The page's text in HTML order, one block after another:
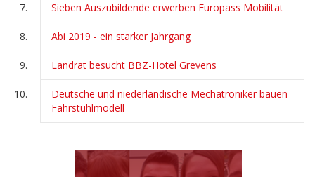
Sieben Auszubildende erwerben Europass Mobilität
Abi 2019 - ein starker Jahrgang
Landrat besucht BBZ-Hotel Grevens
Deutsche und niederländische Mechatroniker bauen
Fahrstuhlmodell